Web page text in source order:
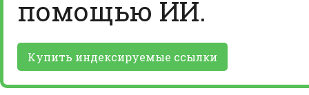
помощью ИИ.
Купить индексируемые ссылки